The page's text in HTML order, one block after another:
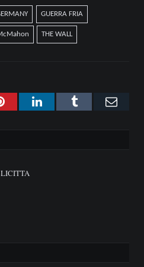
GUERRA FRIA
THE WALL
PinterestLinkedInTumblr